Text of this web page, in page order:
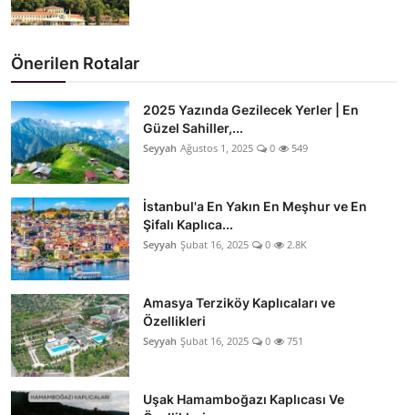
Önerilen Rotalar
2025 Yazında Gezilecek Yerler | En
Güzel Sahiller,...
Seyyah Ağustos 1, 2025 0 549
İstanbul'a En Yakın En Meşhur ve En
Şifalı Kaplıca...
Seyyah Şubat 16, 2025 0 2.8K
Amasya Terziköy Kaplıcaları ve
Özellikleri
Seyyah Şubat 16, 2025 0 751
Uşak Hamamboğazı Kaplıcası Ve